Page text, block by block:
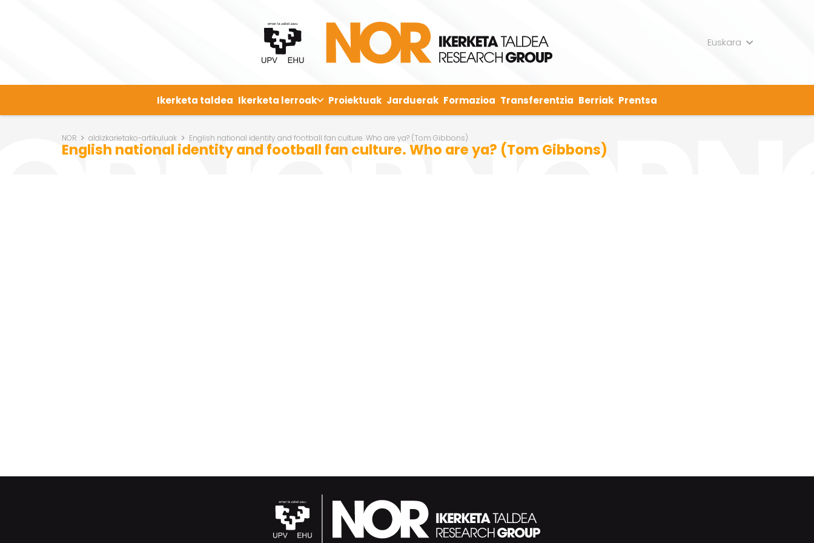
Euskara
Ikerketa taldea Ikerketa lerroak Proiektuak Jarduerak Formazioa Transferentzia Berriak Prentsa
NOR aldizkarietako-artikuluak English national identity and football fan culture. Who are ya? (Tom Gibbons)
English national identity and football fan culture. Who are ya? (Tom Gibbons)